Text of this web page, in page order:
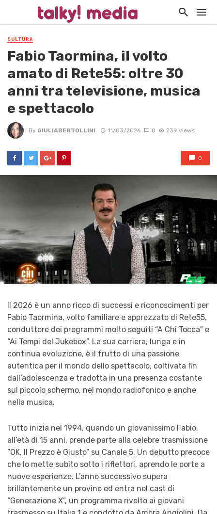
CULTURA
Fabio Taormina, il volto
amato di Rete55: oltre 30
anni tra televisione, musica
e spettacolo
By GIULIABERTOLLINI 11/03/2026 0 239 views
0
Il 2026 è un anno ricco di successi e riconoscimenti per
Fabio Taormina, volto familiare e apprezzato di Rete55,
conduttore dei programmi molto seguiti “A Chi Tocca” e
“Ai Tempi del Jukebox”. La sua carriera, lunga e in
continua evoluzione, è il frutto di una passione
autentica per il mondo dello spettacolo, coltivata fin
dall’adolescenza e tradotta in una presenza costante
sul piccolo schermo, nel mondo radiofonico e anche
nella musica.
Tutto inizia nel 1994, quando un giovanissimo Fabio,
all’età di 15 anni, prende parte alla celebre trasmissione
“OK, Il Prezzo è Giusto” su Canale 5. Un debutto precoce
che lo mette subito sotto i riflettori, aprendo le porte a
nuove esperienze. L’anno successivo supera
brillantemente un provino ed entra nel cast di
“Generazione X”, un programma rivolto ai giovani